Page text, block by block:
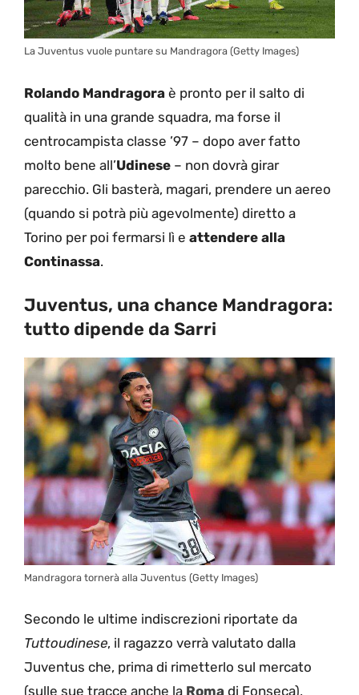
La Juventus vuole puntare su Mandragora (Getty Images)
Rolando Mandragora è pronto per il salto di
qualità in una grande squadra, ma forse il
centrocampista classe ’97 – dopo aver fatto
molto bene all’Udinese – non dovrà girar
parecchio. Gli basterà, magari, prendere un aereo
(quando si potrà più agevolmente) diretto a
Torino per poi fermarsi lì e attendere alla
Continassa.
Juventus, una chance Mandragora:
tutto dipende da Sarri
Mandragora tornerà alla Juventus (Getty Images)
Secondo le ultime indiscrezioni riportate da
Tuttoudinese, il ragazzo verrà valutato dalla
Juventus che, prima di rimetterlo sul mercato
(sulle sue tracce anche la Roma di Fonseca),